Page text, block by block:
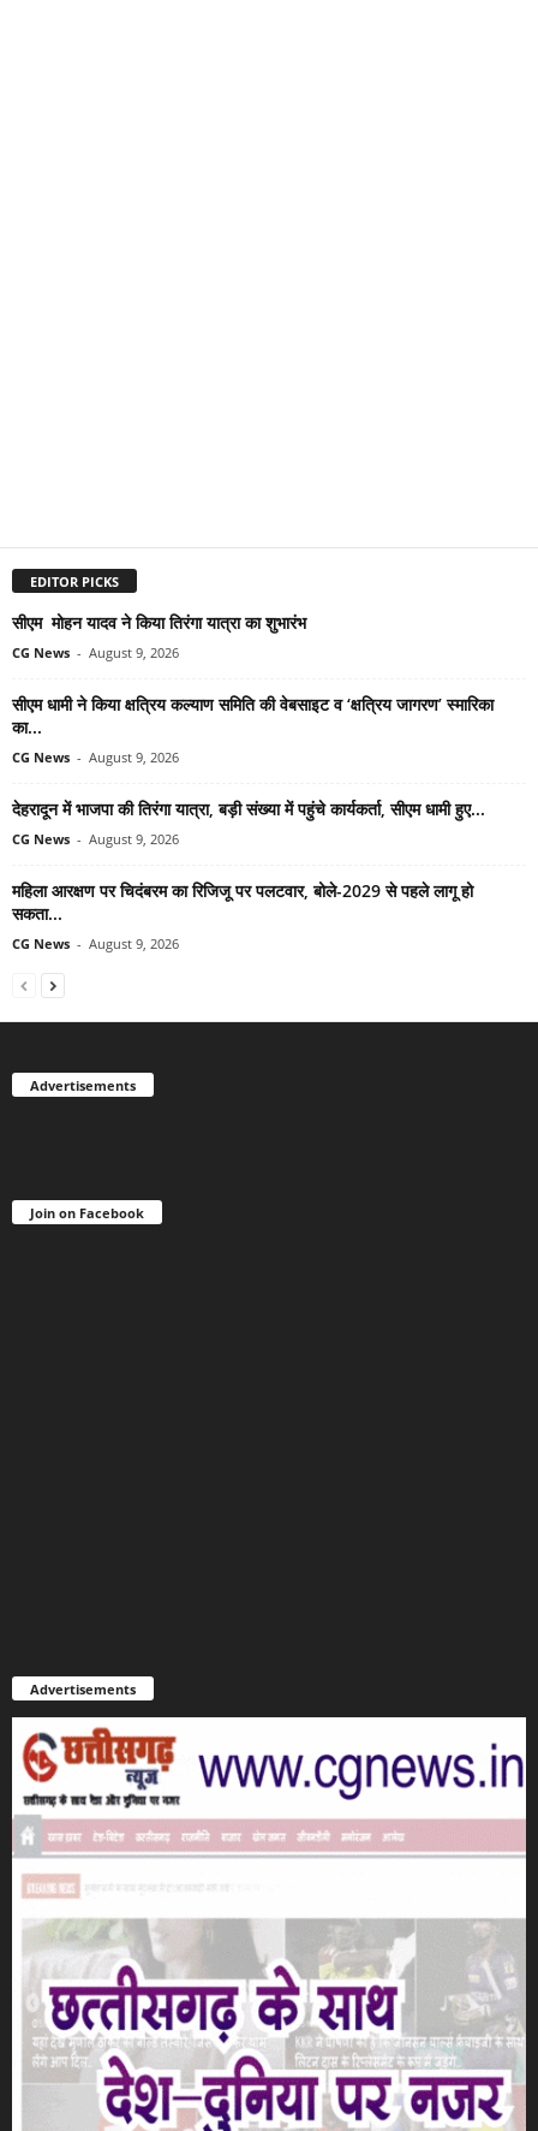
EDITOR PICKS
सीएम मोहन यादव ने किया तिरंगा यात्रा का शुभारंभ
CG News - August 9, 2026
सीएम धामी ने किया क्षत्रिय कल्याण समिति की वेबसाइट व ‘क्षत्रिय जागरण’ स्मारिका
का...
CG News - August 9, 2026
देहरादून में भाजपा की तिरंगा यात्रा, बड़ी संख्या में पहुंचे कार्यकर्ता, सीएम धामी हुए...
CG News - August 9, 2026
महिला आरक्षण पर चिदंबरम का रिजिजू पर पलटवार, बोले-2029 से पहले लागू हो
सकता...
CG News - August 9, 2026
Advertisements
Join on Facebook
Advertisements